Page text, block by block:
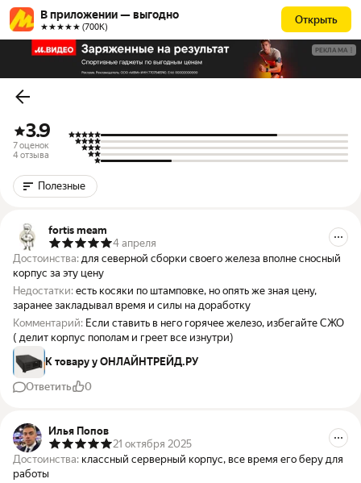
В приложении — выгодно
★★★★★ (700К)
Открыть
РЕКЛАМА
3.9
7 оценок
4 отзыва
Полезные
fortis meam
4 апреля
Достоинства: для северной сборки своего железа вполне сносный
корпус за эту цену
Недостатки: есть косяки по штамповке, но опять же зная цену,
заранее закладывал время и силы на доработку
Комментарий: Если ставить в него горячее железо, избегайте СЖО
( делит корпус пополам и греет все изнутри)
К товару у ОНЛАЙНТРЕЙД.РУ
Ответить 0
Илья Попов
21 октября 2025
Достоинства: классный серверный корпус, все время его беру для
работы